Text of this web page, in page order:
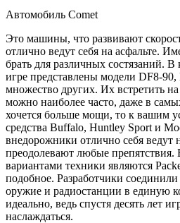
Автомобиль Comet
Это машины, что развивают
отлично ведут себя на асфальте.
брать для различных состязаний. В
игре представлены модели DF8-90,
множество других. Их встретить
можно наиболее часто, даже в
хочется больше мощи, то к вашим
средства Buffalo, Huntley Sport и
внедорожники отлично себя ведут
преодолевают любые
вариантами техники являются
подобное. Разработчики
оружие и радиостанции в единую
идеально, ведь спустя десять лет
наслаждаться.